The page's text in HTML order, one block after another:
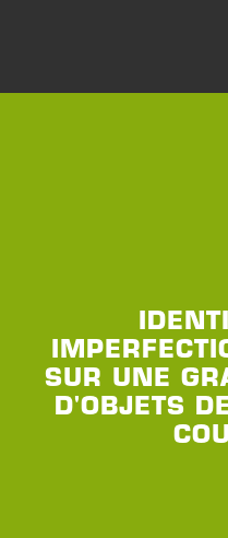
SUR UNE
D'OBJETS